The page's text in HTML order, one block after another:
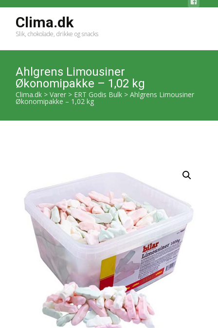
Clima.dk
Slik, chokolade, drikke og snacks
Ahlgrens Limousiner
Økonomipakke – 1,02 kg
Clima.dk > Varer > ERT Godis Bulk > Ahlgrens Limousiner
Økonomipakke – 1,02 kg